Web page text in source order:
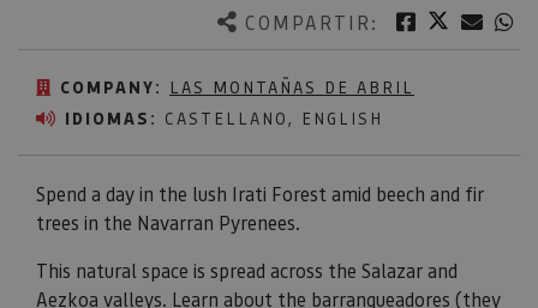
COMPARTIR: Facebook
Twitter
COMPANY: LAS MONTAÑAS DE ABRIL
IDIOMAS: CASTELLANO, ENGLISH
Spend a day in the lush Irati Forest amid beech and fir
trees in the Navarran Pyrenees.
This natural space is spread across the Salazar and
Aezkoa valleys. Learn about the barranqueadores (they